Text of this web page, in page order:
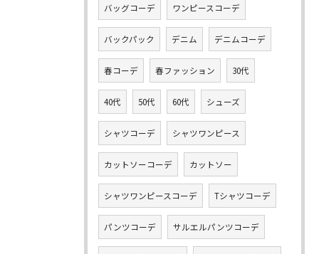
バッグコーデ ワンピースコーデ
バックパック デニム デニムコーデ
春コーデ 春ファッション 30代
40代 50代 60代 シューズ
シャツコーデ シャツワンピース
カットソーコーデ カットソー
シャツワンピースコーデ Tシャツコーデ
パンツコーデ サルエルパンツコーデ